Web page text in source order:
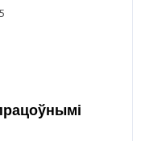
збору подпісаў